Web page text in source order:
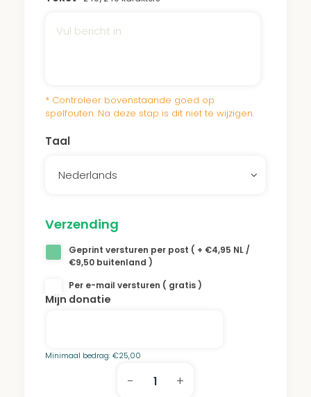
* Controleer bovenstaande goed op
spelfouten. Na deze stap is dit niet te wijzigen.
Taal
Nederlands
Verzending
Geprint versturen per post ( + €4,95 NL /
€9,50 buitenland )
Per e-mail versturen ( gratis )
Mijn donatie
Minimaal bedrag:€25,00
-
Goudsmit
+